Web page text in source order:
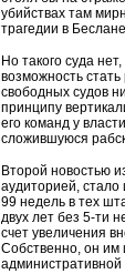
убийствах там
трагедии в
Но такого суда
возможность
свободных судов
принципу
его команд у
сложившуюся
Второй новостью
аудиторией,
99 недель в тех
двух лет без 5-ти
счет увеличения
Собственно, он им